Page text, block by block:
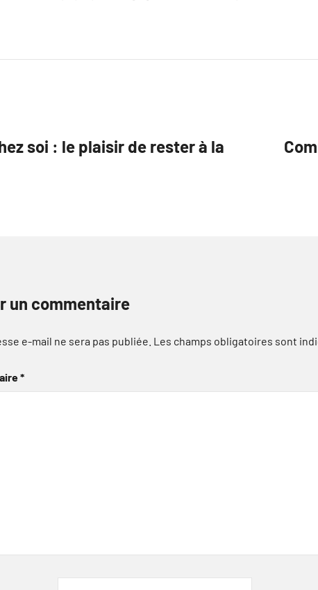
soi : le plaisir de rester à la
un commentaire
e-mail ne sera pas publiée. Les champs obligatoires sont
*